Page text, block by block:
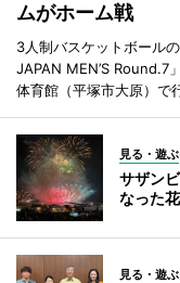
ムがホーム戦
3人制バスケットボール
JAPAN MEN’S Round.7
体育館（平塚市大原）で
見る・遊ぶ
サザン
なった
見る・遊ぶ